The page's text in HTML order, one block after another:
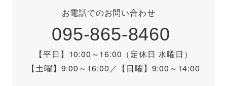
お電話でのお問い合わせ
095-865-8460
【平日】10:00～16:00（定休日 水曜日）
【土曜】9:00～16:00 ／ 【日曜】9:00～14:00